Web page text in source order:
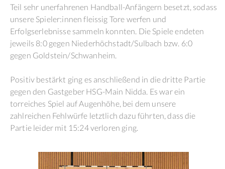
Teil sehr unerfahrenen Handball-Anfängern besetzt, sodass
unsere Spieler:innen fleissig Tore werfen und
Erfolgserlebnisse sammeln konnten. Die Spiele endeten
jeweils 8:0 gegen Niederhöchstadt/Sulbach bzw. 6:0
gegen Goldstein/Schwanheim.
Positiv bestärkt ging es anschließend in die dritte Partie
gegen den Gastgeber HSG-Main Nidda. Es war ein
torreiches Spiel auf Augenhöhe, bei dem unsere
zahlreichen Fehlwürfe letztlich dazu führten, dass die
Partie leider mit 15:24 verloren ging.